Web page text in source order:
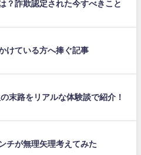
？詐欺認定された今すべきこと
けている方へ捧ぐ記事
末路をリアルな体験談で紹介！
チが無理矢理考えてみた